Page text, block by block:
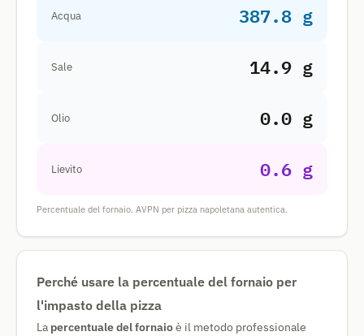
Acqua 387.8 g
Sale 14.9 g
Olio 0.0 g
Lievito 0.6 g
Percentuale del fornaio. AVPN per pizza napoletana autentica.
Perché usare la percentuale del fornaio per
l'impasto della pizza
La percentuale del fornaioè il metodo professionale